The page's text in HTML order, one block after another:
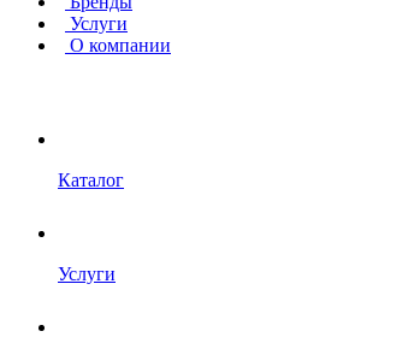
Услуги
О компании
Каталог
Услуги